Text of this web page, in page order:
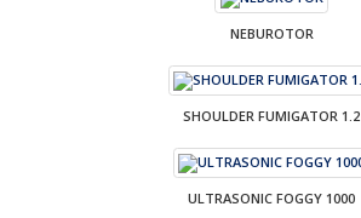
NEBUROTOR
SHOULDER FUMIGATOR 1.2
ULTRASONIC FOGGY 1000